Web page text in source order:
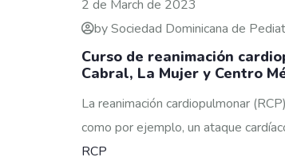
2 de March de 2023
by Sociedad Dominicana de
Curso de reanimación
Cabral, La Mujer y Centro
La reanimación cardiopulmonar
como por ejemplo, un ataque
RCP